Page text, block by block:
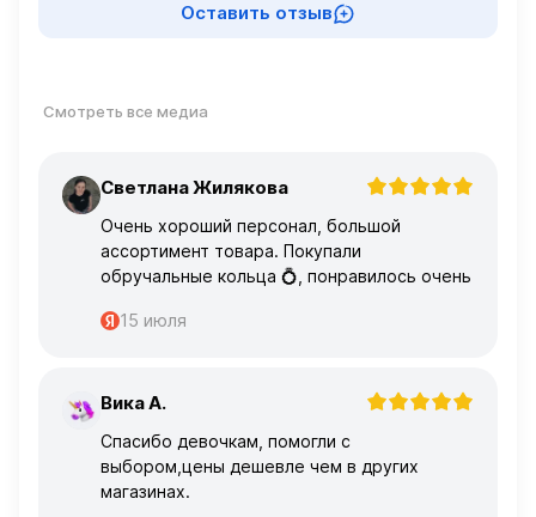
Оставить отзыв
Смотреть все медиа
С Светлана Жилякова
Очень хороший персонал, большой
ассортимент товара. Покупали
обручальные кольца 💍, понравилось очень
15 июля
В Вика А.
Спасибо девочкам, помогли с
выбором,цены дешевле чем в других
магазинах.